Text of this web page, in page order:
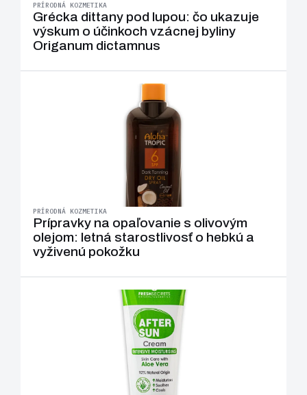
PRÍRODNÁ KOZMETIKA
Grécka dittany pod lupou: čo ukazuje
výskum o účinkoch vzácnej byliny
Origanum dictamnus
PRÍRODNÁ KOZMETIKA
Prípravky na opaľovanie s olivovým
olejom: letná starostlivosť o hebkú a
vyživenú pokožku